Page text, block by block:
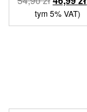
cena
tym 5% VAT)